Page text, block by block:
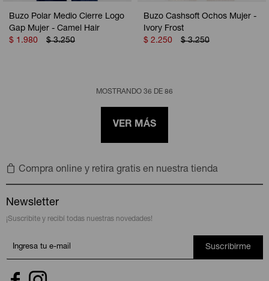
Buzo Polar Medio Cierre Logo
Gap Mujer - Camel Hair
$ 1.980 $ 3.250
Buzo Cashsoft Ochos Mujer -
Ivory Frost
$ 2.250 $ 3.250
MOSTRANDO 36 DE 86
VER MÁS
Compra online y retira gratis en nuestra tienda
Newsletter
¡Suscribite y recibí todas nuestras novedades!
Suscribirme